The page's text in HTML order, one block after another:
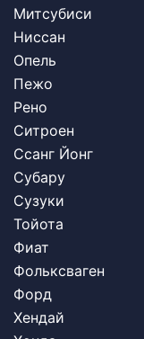
Митсубиси
Ниссан
Опель
Пежо
Рено
Ситроен
Ссанг Йонг
Субару
Сузуки
Тойота
Фиат
Фольксваген
Форд
Хендай